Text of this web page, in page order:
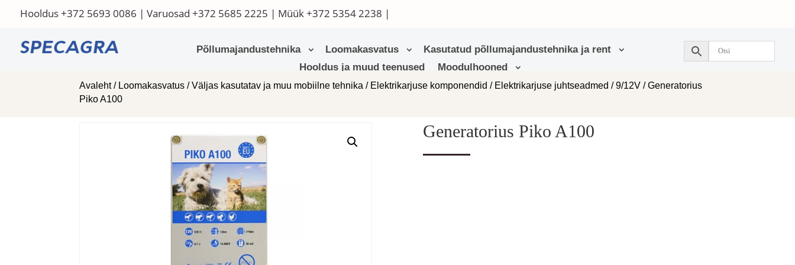
Hooldus+372 5693 0086 | Varuosad +372 5685 2225 | Müük+372 5354 2238 |
Põllumajandustehnika Loomakasvatus
Kasutatud põllumajandustehnika ja rent
Hooldus ja muud teenused
Moodulhooned
Avaleht/ Loomakasvatus /Väljas kasutatav ja muu mobiilne tehnika / Elektrikarjuse komponendid / Elektrikarjuse juhtseadmed /9/12V / Generatorius
Piko A100
Generatorius Piko A100